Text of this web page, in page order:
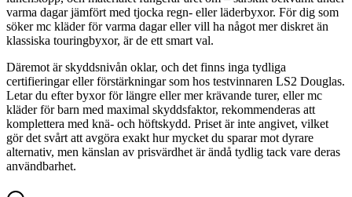
varma dagar jämfört med tjocka regn- eller läderbyxor. För dig som
söker mc kläder för varma dagar eller vill ha något mer diskret än
klassiska touringbyxor, är de ett smart val.
Däremot är skyddsnivån oklar, och det finns inga tydliga
certifieringar eller förstärkningar som hos testvinnaren LS2 Douglas.
Letar du efter byxor för längre eller mer krävande turer, eller mc
kläder för barn med maximal skyddsfaktor, rekommenderas att
komplettera med knä- och höftskydd. Priset är inte angivet, vilket
gör det svårt att avgöra exakt hur mycket du sparar mot dyrare
alternativ, men känslan av prisvärdhet är ändå tydlig tack vare deras
användbarhet.